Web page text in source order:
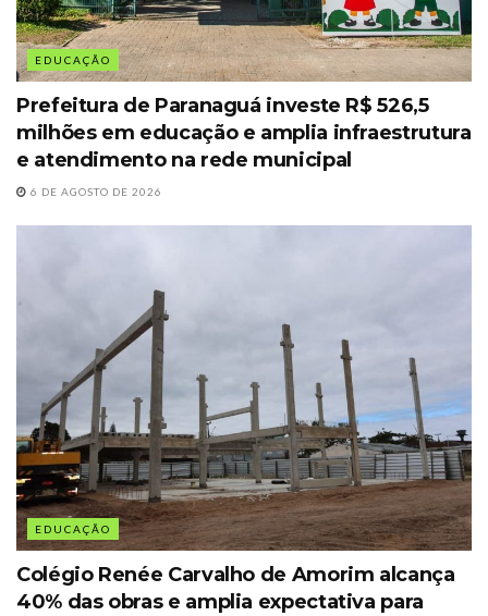
EDUCAÇÃO
Prefeitura de Paranaguá investe R$ 526,5
milhões em educação e amplia infraestrutura
e atendimento na rede municipal
6 DE AGOSTO DE 2026
EDUCAÇÃO
Colégio Renée Carvalho de Amorim alcança
40% das obras e amplia expectativa para